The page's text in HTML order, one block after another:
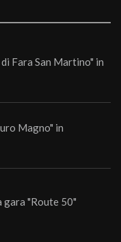
Fara San Martino" in
Magno" in
"Route 50"